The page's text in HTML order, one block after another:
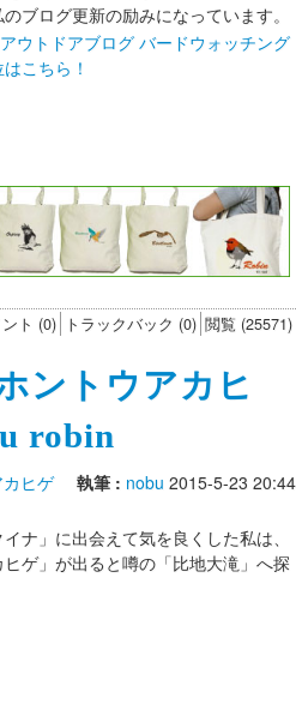
ブログ更新の励みになっています。
こちら！
ト (0) トラックバック (0) 閲覧 (25571)
ントウアカヒ
robin
ヒゲ 執筆 : nobu 2015-5-23 20:44
ナ」に出会えて気を良くした私は、
ゲ」が出ると噂の「比地大滝」へ探